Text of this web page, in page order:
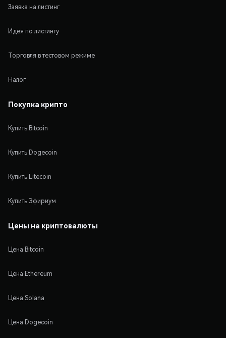
Заявка на листинг
Идея по листингу
Торговля в тестовом режиме
Налог
Покупка крипто
Купить Bitcoin
Купить Dogecoin
Купить Litecoin
Купить Эфириум
Цены на криптовалюты
Цена Bitcoin
Цена Ethereum
Цена Solana
Цена Dogecoin